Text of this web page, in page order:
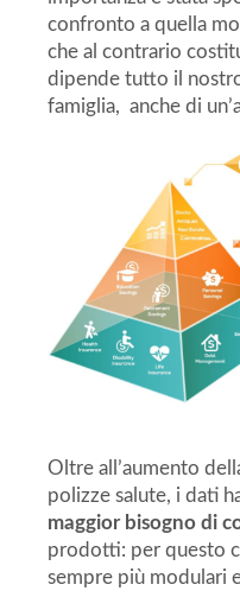
confronto a quella
che al contrario
dipende tutto il
famiglia, anche di
Oltre all’aumento
polizze salute, i dati
maggior bisogno di
prodotti: per questo
sempre più modulari